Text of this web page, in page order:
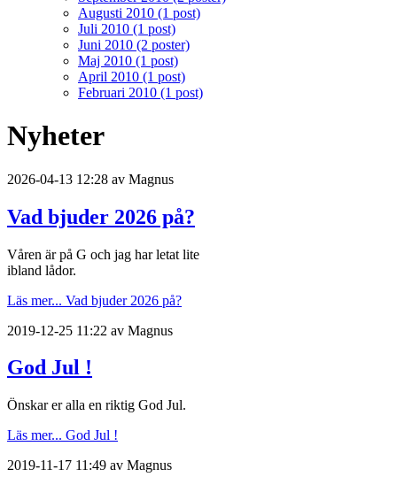
Augusti 2010 (1 post)
Juli 2010 (1 post)
Juni 2010 (2 poster)
Maj 2010 (1 post)
April 2010 (1 post)
Februari 2010 (1 post)
Nyheter
2026-04-13 12:28 av Magnus
Vad bjuder 2026 på?
Våren är på G och jag har letat lite
ibland lådor.
Läs mer... Vad bjuder 2026 på?
2019-12-25 11:22 av Magnus
God Jul !
Önskar er alla en riktig God Jul.
Läs mer... God Jul !
2019-11-17 11:49 av Magnus